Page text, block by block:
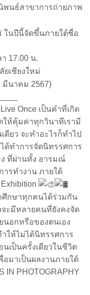
พนธ์สาขาการถ่ายภาพ
ในปีนี้จัดขึ้นภายใต้ชื่อ
17.00 น.
เชียงใหม่
มีนาคม 2567)
Once เป็นคำที่เกิด
ให้คุ้มค่าทุกวินาทีเรามี
ดียว จะทำอะไรก็ทำไป
ด้ทำการจัดนิทรรศการ
ง ที่ผ่านทั้ง อารมณ์
ารทำงาน ภายใต้
กษาทุกคนได้ร่วมกัน
ะมีหลายคนที่ยังคงจัด
นอกหรือของตนเอง
ให้ไม่ได้นิทรรศการ
เป็นครั้งเดียวในชีวิต
มาเป็นผลงานภายใต้
IN PHOTOGRAPHY